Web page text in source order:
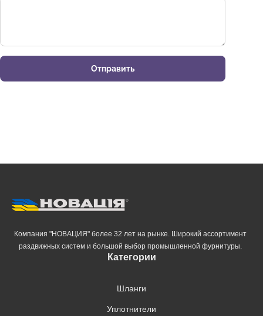
Отправить
Компания "НОВАЦИЯ" более 32 лет на рынке. Широкий ассортимент
раздвижных систем и большой выбор промышленной фурнитуры.
Категории
Шланги
Уплотнители